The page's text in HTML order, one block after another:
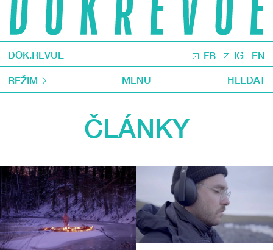
DOK.REVUE FB IG EN
REŽIM MENU HLEDAT
ČLÁNKY